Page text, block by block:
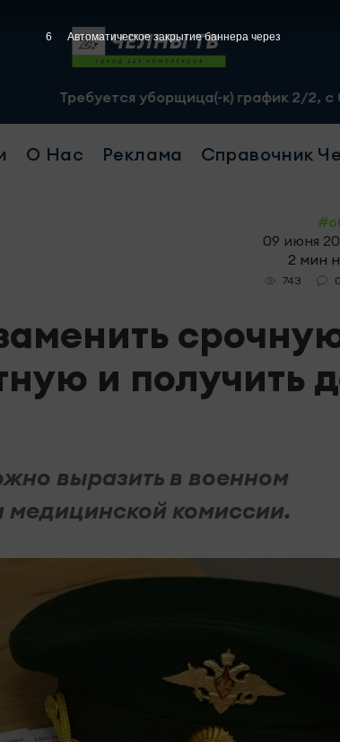
уборщица(-к) график 2/2, с 07.00 до
О Нас Реклама Справочник
09 июня
2 мин
743 0
и получить
выразить в военном
комиссии.
5 Автоматическое закрытие баннера через